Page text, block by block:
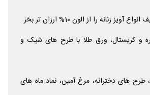
آویز زنانه را از الون 10% ارزان تر بخر
و کریستال، ورق طلا با طرح های شیک و
طرح های دخترانه، مرغ آمین، نماد ماه های